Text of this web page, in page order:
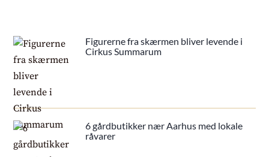
Figurerne fra skærmen bliver levende i
Cirkus Summarum
6 gårdbutikker nær Aarhus med lokale
råvarer